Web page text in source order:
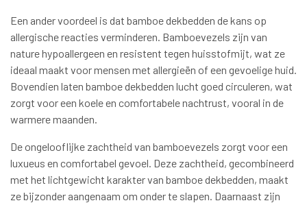
Een ander voordeel is dat bamboe dekbedden de kans op
allergische reacties verminderen. Bamboevezels zijn van
nature hypoallergeen en resistent tegen huisstofmijt, wat ze
ideaal maakt voor mensen met allergieën of een gevoelige huid.
Bovendien laten bamboe dekbedden lucht goed circuleren, wat
zorgt voor een koele en comfortabele nachtrust, vooral in de
warmere maanden.
De ongelooflijke zachtheid van bamboevezels zorgt voor een
luxueus en comfortabel gevoel. Deze zachtheid, gecombineerd
met het lichtgewicht karakter van bamboe dekbedden, maakt
ze bijzonder aangenaam om onder te slapen. Daarnaast zijn